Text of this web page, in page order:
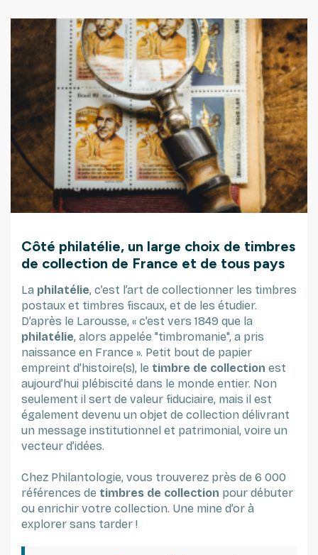
Côté philatélie, un large choix de timbres
de collection de France et de tous pays
La philatélie, c’est l’art de collectionner les timbres
postaux et timbres fiscaux, et de les étudier.
D’après le Larousse, « c’est vers 1849 que la
philatélie, alors appelée "timbromanie", a pris
naissance en France ». Petit bout de papier
empreint d’histoire(s), le timbre de collection est
aujourd’hui plébiscité dans le monde entier. Non
seulement il sert de valeur fiduciaire, mais il est
également devenu un objet de collection délivrant
un message institutionnel et patrimonial, voire un
vecteur d’idées.
Chez Philantologie, vous trouverez près de 6 000
références de timbres de collection pour débuter
ou enrichir votre collection. Une mine d’or à
explorer sans tarder !